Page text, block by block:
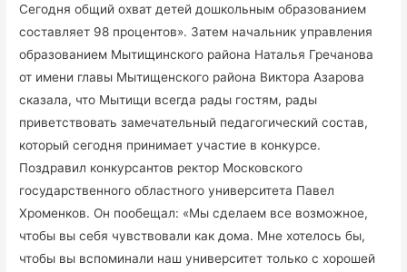
Сегодня общий охват детей дошкольным образованием
составляет 98 процентов». Затем начальник управления
образованием Мытищинского района Наталья Гречанова
от имени главы Мытищенского района Виктора Азарова
сказала, что Мытищи всегда рады гостям, рады
приветствовать замечательный педагогический состав,
который сегодня принимает участие в конкурсе.
Поздравил конкурсантов ректор Московского
государственного областного университета Павел
Хроменков. Он пообещал: «Мы сделаем все возможное,
чтобы вы себя чувствовали как дома. Мне хотелось бы,
чтобы вы вспоминали наш университет только с хорошей